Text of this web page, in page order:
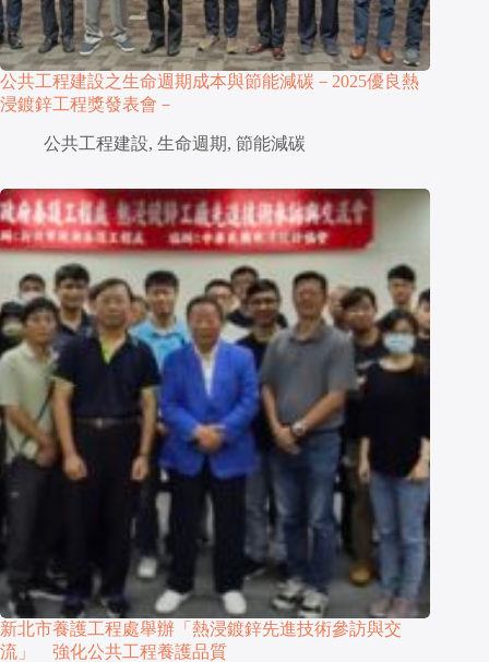
公共工程建設之生命週期成本與節能減碳－2025優良熱
浸鍍鋅工程獎發表會－
公共工程建設, 生命週期, 節能減碳
新北市養護工程處舉辦「熱浸鍍鋅先進技術參訪與交
流」 強化公共工程養護品質